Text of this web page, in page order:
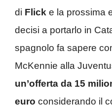
di Flick e la prossima
decisi a portarlo in
spagnolo fa sapere
McKennie alla
un’offerta da 15
euro considerando il